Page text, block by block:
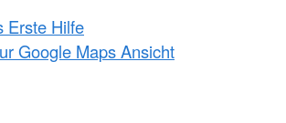
Erste Hilfe
Google Maps Ansicht